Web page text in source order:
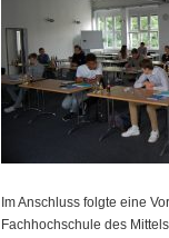
Im Anschluss folgte eine
Fachhochschule des